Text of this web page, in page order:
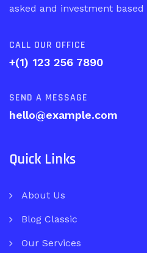
asked and investment
CALL OUR OFFICE
+(1) 123 256 7890
SEND A MESSAGE
hello@example.com
Quick Links
About Us
Blog Classic
Our Services